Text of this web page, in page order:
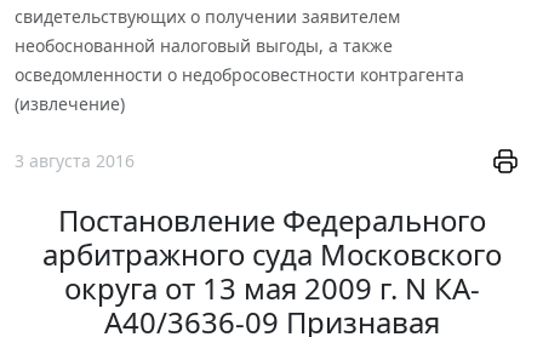
свидетельствующих о получении заявителем
необоснованной налоговый выгоды, а также
осведомленности о недобросовестности контрагента
(извлечение)
3 августа 2016
Постановление Федерального
арбитражного суда Московского
округа от 13 мая 2009 г. N КА-
А40/3636-09 Признавая